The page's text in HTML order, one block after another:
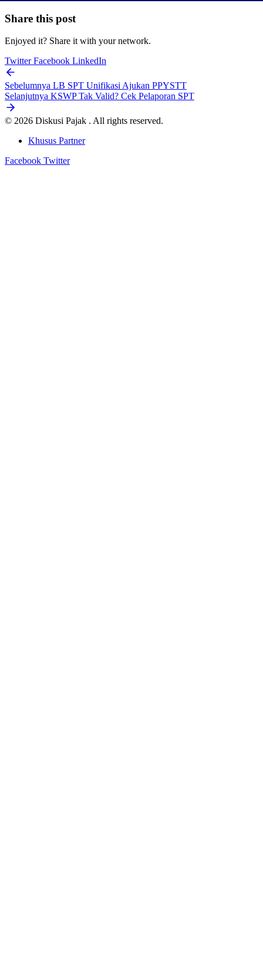
Share this post
Enjoyed it? Share it with your network.
TwitterFacebook LinkedIn
Sebelumnya LB SPT Unifikasi Ajukan PPYSTT
Selanjutnya KSWP Tak Valid? Cek Pelaporan SPT
© 2026 Diskusi Pajak . All rights reserved.
Khusus Partner
Facebook Twitter